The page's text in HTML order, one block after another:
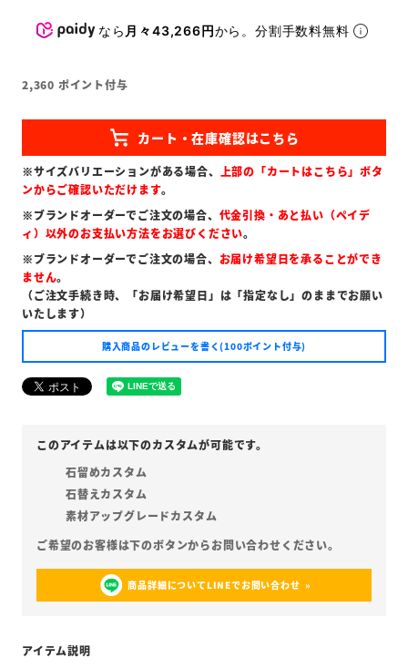
なら 月々43,266円から。分割手数料無料
2,360 ポイント付与
※サイズバリエーションがある場合、 上部の「カートはこちら」ボタ
ンからご確認いただけます。
※ブランドオーダーでご注文の場合、 代金引換・あと払い（ペイデ
ィ）以外のお支払い方法をお選びください。
※ブランドオーダーでご注文の場合、 お届け希望日を承ることができ
ません。
（ご注文手続き時、「お届け希望日」は「指定なし」のままでお願い
いたします）
購入商品のレビューを書く(100ポイント付与)
石留めカスタム
石替えカスタム
素材アップグレードカスタム
商品詳細についてLINEでお問い合わせ